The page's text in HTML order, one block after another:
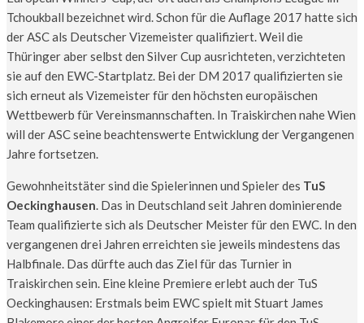
Tchoukball bezeichnet wird. Schon für die Auflage 2017 hatte sich
der ASC als Deutscher Vizemeister qualifiziert. Weil die
Thüringer aber selbst den Silver Cup ausrichteten, verzichteten
sie auf den EWC-Startplatz. Bei der DM 2017 qualifizierten sie
sich erneut als Vizemeister für den höchsten europäischen
Wettbewerb für Vereinsmannschaften. In Traiskirchen nahe Wien
will der ASC seine beachtenswerte Entwicklung der Vergangenen
Jahre fortsetzen.
Gewohnheitstäter sind die Spielerinnen und Spieler des TuS
Oeckinghausen. Das in Deutschland seit Jahren dominierende
Team qualifizierte sich als Deutscher Meister für den EWC. In den
vergangenen drei Jahren erreichten sie jeweils mindestens das
Halbfinale. Das dürfte auch das Ziel für das Turnier in
Traiskirchen sein. Eine kleine Premiere erlebt auch der TuS
Oeckinghausen: Erstmals beim EWC spielt mit Stuart James